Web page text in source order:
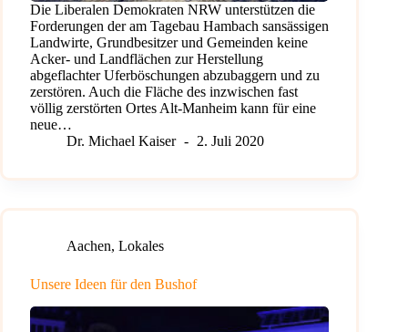
Die Liberalen Demokraten NRW unterstützen die
Forderungen der am Tagebau Hambach sansässigen
Landwirte, Grundbesitzer und Gemeinden keine
Acker- und Landflächen zur Herstellung
abgeflachter Uferböschungen abzubaggern und zu
zerstören. Auch die Fläche des inzwischen fast
völlig zerstörten Ortes Alt-Manheim kann für eine
neue…
Dr. Michael Kaiser
2. Juli 2020
Aachen, Lokales
Unsere Ideen für den Bushof